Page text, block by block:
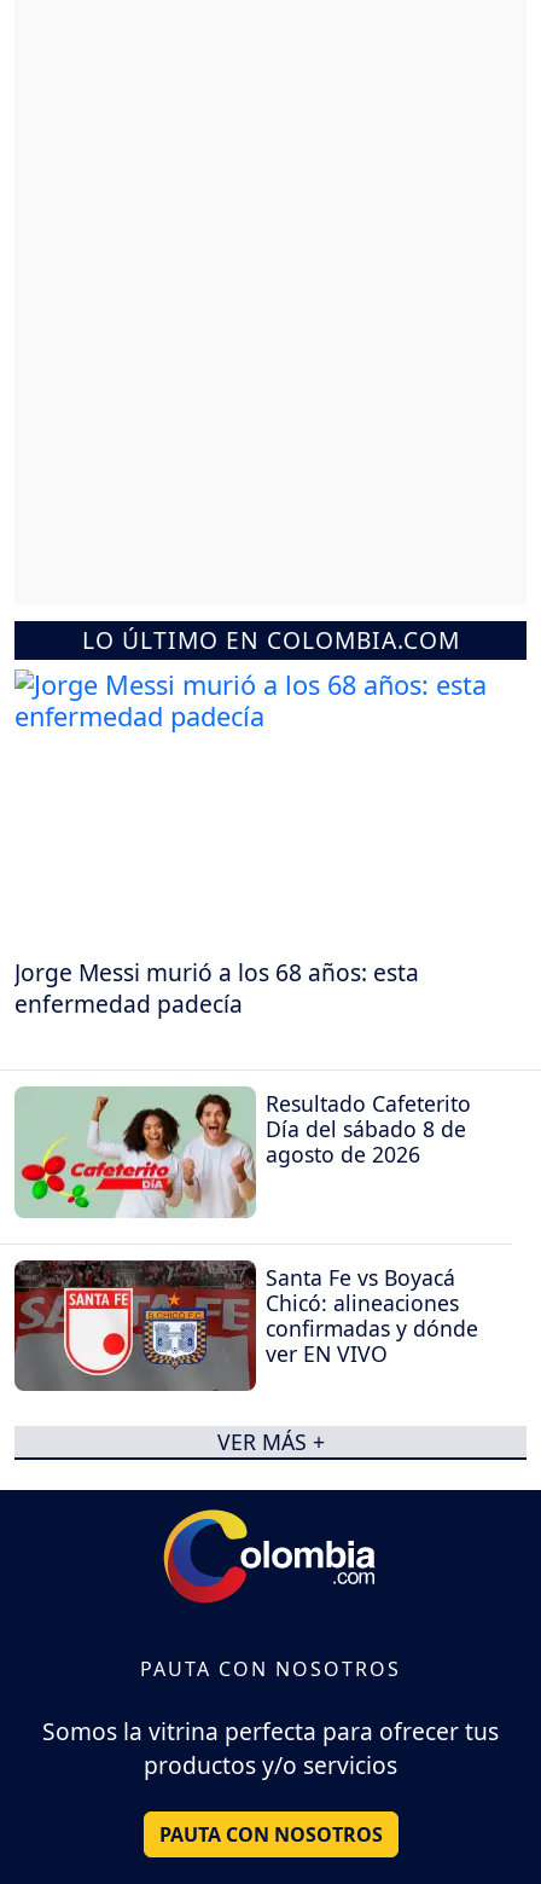
LO ÚLTIMO EN COLOMBIA.COM
Jorge Messi murió a los 68 años: esta
enfermedad padecía
Resultado Cafeterito
Día del sábado 8 de
agosto de 2026
Santa Fe vs Boyacá
Chicó: alineaciones
confirmadas y dónde
ver EN VIVO
VER MÁS +
PAUTA CON NOSOTROS
Somos la vitrina perfecta para ofrecer tus
productos y/o servicios
PAUTA CON NOSOTROS